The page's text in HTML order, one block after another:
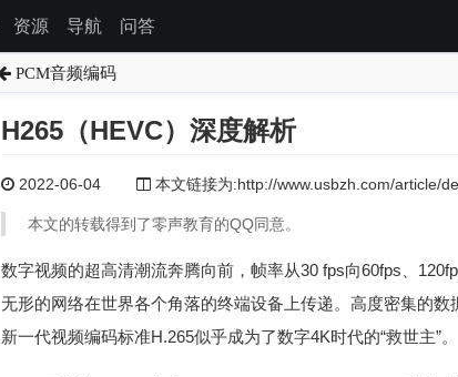
资源 导航 问答
PCM音频编码
H265（HEVC）深度解析
2022-06-04 本文链接为:http://www.usbzh.com/article/
本文的转载得到了零声教育的QQ同意。
数字视频的超高清潮流奔腾向前，帧率从30 fps向60fps、
无形的网络在世界各个角落的终端设备上传递。高度密集的
新一代视频编码标准H.265似乎成为了数字4K时代的“救世主”。